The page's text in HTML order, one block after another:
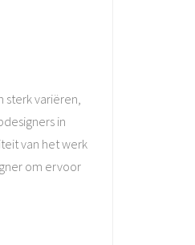
variëren,
in
van het werk
om ervoor